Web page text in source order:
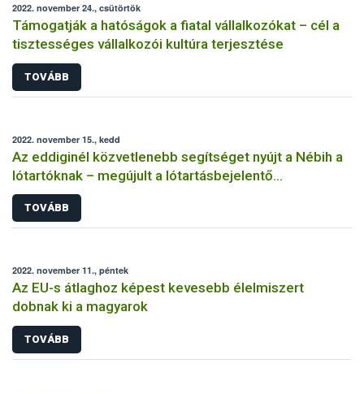
2022. november 24., csütörtök
Támogatják a hatóságok a fiatal vállalkozókat – cél a
tisztességes vállalkozói kultúra terjesztése
TOVÁBB
2022. november 15., kedd
Az eddiginél közvetlenebb segítséget nyújt a Nébih a
lótartóknak – megújult a lótartásbejelentő
nyomtatvány!
TOVÁBB
2022. november 11., péntek
Az EU-s átlaghoz képest kevesebb élelmiszert
dobnak ki a magyarok
TOVÁBB